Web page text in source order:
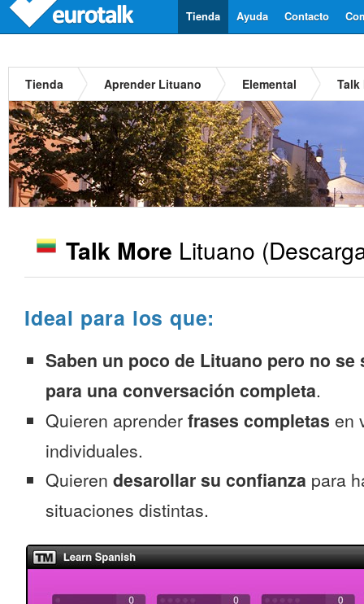
Contacto
Ayuda
Tienda
Tienda Aprender Lituano Elemental Talk
Talk More Lituano
Ideal para los que:
Saben un poco de Lituano pero no
para una conversación completa.
Quieren aprender frases completas en
individuales.
Quieren desarollar su confianza para
situaciones distintas.